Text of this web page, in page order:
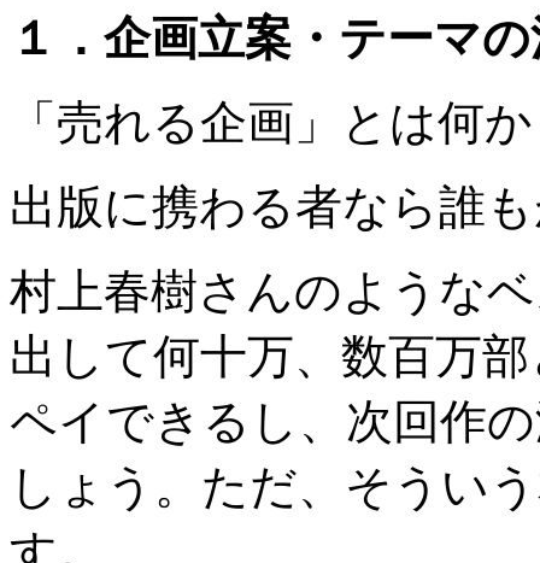
１．企画立案・テーマ
「売れる企画」とは何
出版に携わる者なら誰
村上春樹さんのような
出して何十万、数百万
ペイできるし、次回作
しょう。ただ、そうい
す。